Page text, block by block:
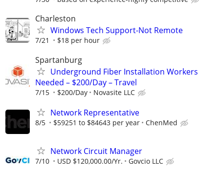
Charleston
Windows Tech Support-Not Remote
7/21 $18 per hour
Spartanburg
Underground Fiber Installation Workers
Needed – $200/Day – Travel
7/15 $200/Day Novasite LLC
Network Representative
8/5 $59251 to $84643 per year ChenMed
Network Circuit Manager
7/10 USD $120,000.00/Yr. Govcio LLC